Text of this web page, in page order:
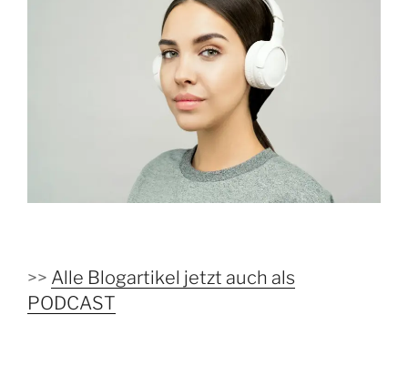
>> Alle Blogartikel jetzt auch als
PODCAST